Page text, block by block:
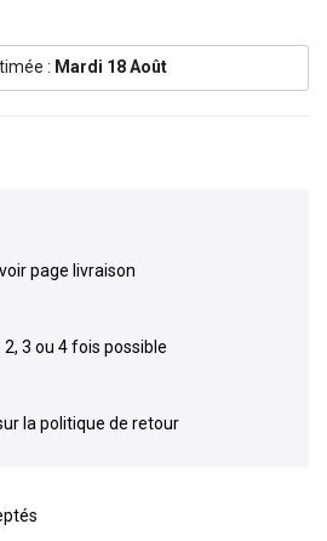
: Mardi 18 Août
page livraison
3 ou 4 fois possible
la politique de retour